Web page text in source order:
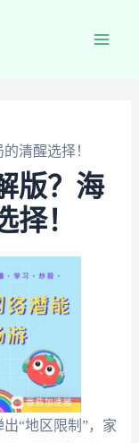
清醒选择！
版？海
择！
“地区限制”，家